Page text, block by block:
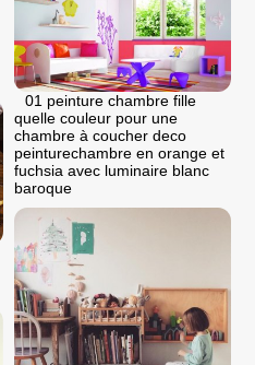
01 peinture chambre fille
quelle couleur pour une
chambre à coucher deco
peinturechambre en orange et
fuchsia avec luminaire blanc
baroque